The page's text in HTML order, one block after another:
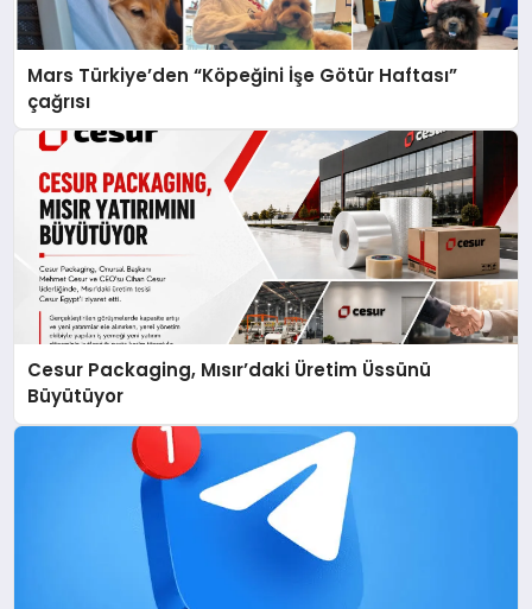
Mars Türkiye’den “Köpeğini İşe Götür Haftası”
çağrısı
Cesur Packaging, Mısır’daki Üretim Üssünü
Büyütüyor